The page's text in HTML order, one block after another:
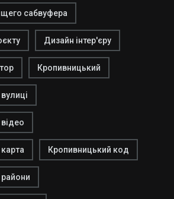
сабвуфера
Дизайн інтер'єру
Кропивницький
Кропивницький код